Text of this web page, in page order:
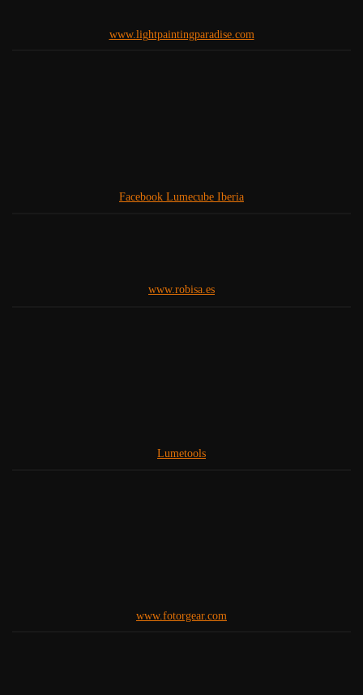
www.lightpaintingparadise.com
Facebook Lumecube Iberia
www.robisa.es
Lumetools
www.fotorgear.com